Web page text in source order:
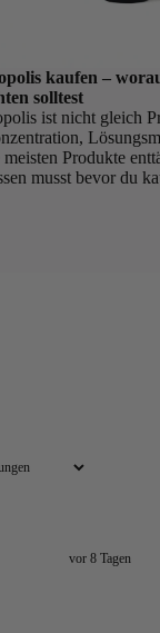
kaufen –
solltest
ist nicht gleich
meisten Produkte
musst bevor du
vor 8 Tagen